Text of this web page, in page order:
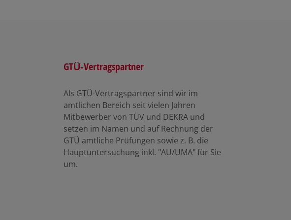
GTÜ-Vertragspartner
Als GTÜ-Vertragspartner sind wir im
amtlichen Bereich seit vielen Jahren
Mitbewerber von TÜV und DEKRA und
setzen im Namen und auf Rechnung der
GTÜ amtliche Prüfungen sowie z. B. die
Hauptuntersuchung inkl. "AU/UMA" für Sie
um.